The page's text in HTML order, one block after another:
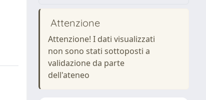
Attenzione
Attenzione! I dati visualizzati
non sono stati sottoposti a
validazione da parte
dell'ateneo